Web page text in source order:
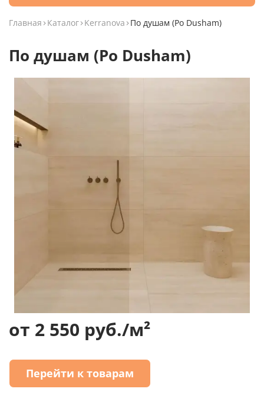
Главная Каталог Kerranova По душам (Po Dusham)
По душам (Po Dusham)
от 2 550 руб./м²
Перейти к товарам